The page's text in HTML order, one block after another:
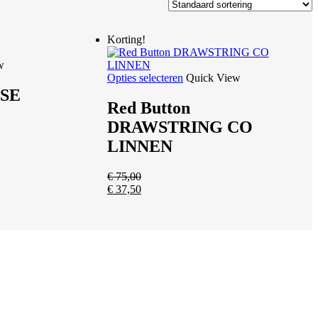
Korting!
Opties selecteren Dit
meerdere
variaties.
Quick View
Red Button
DRAWSTRING CO
LINNEN
€75,00
€37,50